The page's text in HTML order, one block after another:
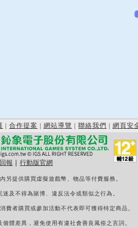
| 合作提案 | 網站導覽 | 聯絡我們 | 網頁安
報 行動版官網
另提供購買虛擬遊戲幣、物品等付費服務。
及不得為賭博、違反法令或類似之行為。
費者購買或參加活動不代表即可獲得特定商品。
體差異，避免使用有違社會善良風俗之言詞。